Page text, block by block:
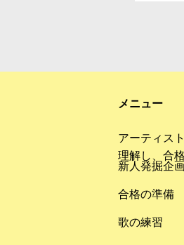
メニュー
アーティス
理解し、合
新人発掘企
合格の準備
歌の練習